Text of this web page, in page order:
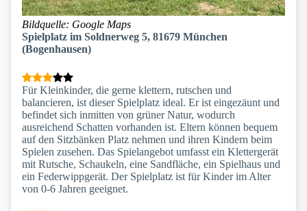
Bildquelle: Google Maps
Spielplatz im Soldnerweg 5, 81679 München
(Bogenhausen)
Für Kleinkinder, die gerne klettern, rutschen und
balancieren, ist dieser Spielplatz ideal. Er ist eingezäunt und
befindet sich inmitten von grüner Natur, wodurch
ausreichend Schatten vorhanden ist. Eltern können bequem
auf den Sitzbänken Platz nehmen und ihren Kindern beim
Spielen zusehen. Das Spielangebot umfasst ein Klettergerät
mit Rutsche, Schaukeln, eine Sandfläche, ein Spielhaus und
ein Federwippgerät. Der Spielplatz ist für Kinder im Alter
von 0-6 Jahren geeignet.